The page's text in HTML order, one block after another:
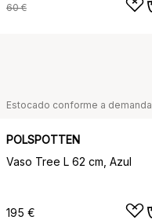
60 €
Estocado conforme a demanda
POLSPOTTEN
Vaso Tree L 62 cm, Azul
195 €